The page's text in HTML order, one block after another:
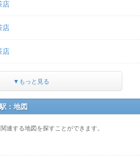
店
店
店
▼もっと見る
：地図
連する地図を探すことができます。